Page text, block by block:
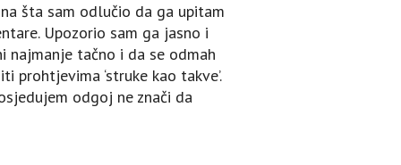
šta sam odlučio da ga upitam
Upozorio sam ga jasno i
najmanje tačno i da se odmah
prohtjevima ‘struke kao takve’.
odgoj ne znači da